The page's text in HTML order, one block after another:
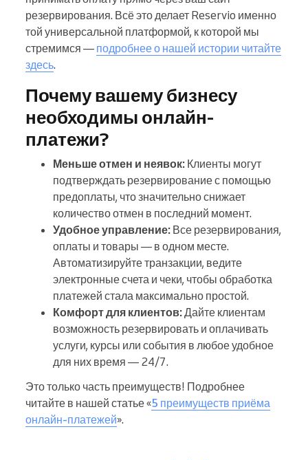
резервирования. Всё это делает Reservio именно
той универсальной платформой, к которой мы
стремимся — подробнее о нашей истории читайте
здесь.
Почему вашему бизнесу
необходимы онлайн-
платежи?
Меньше отмен и неявок: Клиенты могут
подтверждать резервирование с помощью
предоплаты, что значительно снижает
количество отмен в последний момент.
Удобное управление: Все резервирования,
оплаты и товары — в одном месте.
Автоматизируйте транзакции, ведите
электронные счета и чеки, чтобы обработка
платежей стала максимально простой.
Комфорт для клиентов:Дайте клиентам
возможность резервировать и оплачивать
услуги, курсы или события в любое удобное
для них время — 24/7.
Это только часть преимуществ! Подробнее
читайте в нашей статье «5 преимуществ приёма
онлайн-платежей».